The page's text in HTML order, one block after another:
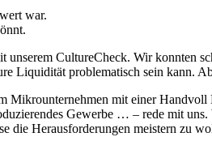
war.
unserem CultureCheck. Wir konnten
Liquidität problematisch sein kann.
Mikrounternehmen mit einer
Gewerbe … – rede mit
die Herausforderungen meistern zu